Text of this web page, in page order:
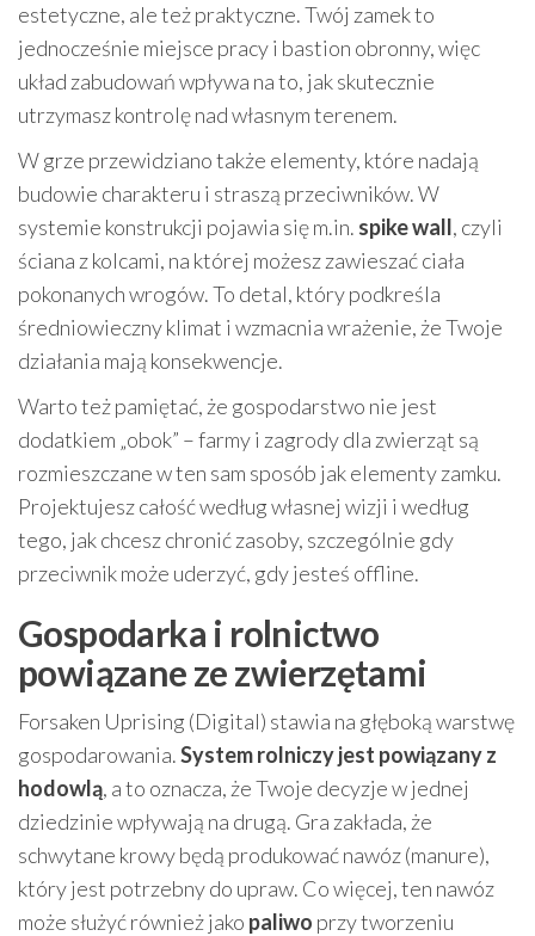
estetyczne, ale też praktyczne. Twój zamek to
jednocześnie miejsce pracy i bastion obronny, więc
układ zabudowań wpływa na to, jak skutecznie
utrzymasz kontrolę nad własnym terenem.
W grze przewidziano także elementy, które nadają
budowie charakteru i straszą przeciwników. W
systemie konstrukcji pojawia się m.in. spike wall, czyli
ściana z kolcami, na której możesz zawieszać ciała
pokonanych wrogów. To detal, który podkreśla
średniowieczny klimat i wzmacnia wrażenie, że Twoje
działania mają konsekwencje.
Warto też pamiętać, że gospodarstwo nie jest
dodatkiem „obok” – farmy i zagrody dla zwierząt są
rozmieszczane w ten sam sposób jak elementy zamku.
Projektujesz całość według własnej wizji i według
tego, jak chcesz chronić zasoby, szczególnie gdy
przeciwnik może uderzyć, gdy jesteś offline.
Gospodarka i rolnictwo
powiązane ze zwierzętami
Forsaken Uprising (Digital) stawia na głęboką warstwę
gospodarowania.System rolniczy jest powiązany z
hodowlą, a to oznacza, że Twoje decyzje w jednej
dziedzinie wpływają na drugą. Gra zakłada, że
schwytane krowy będą produkować nawóz (manure),
który jest potrzebny do upraw. Co więcej, ten nawóz
może służyć również jako paliwo przy tworzeniu